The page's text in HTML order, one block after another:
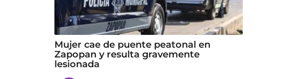
Mujer cae de puente peatonal en
Zapopan y resulta gravemente
lesionada